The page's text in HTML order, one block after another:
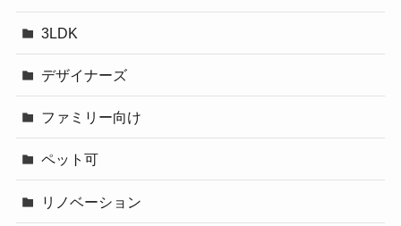
3LDK
デザイナーズ
ファミリー向け
ペット可
リノベーション